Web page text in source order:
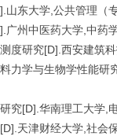
东大学,公共管理（
州中医药大学,中药
度研究[D].西安建筑
力学与生物学性能研
究[D].华南理工大学,
天津财经大学,社会